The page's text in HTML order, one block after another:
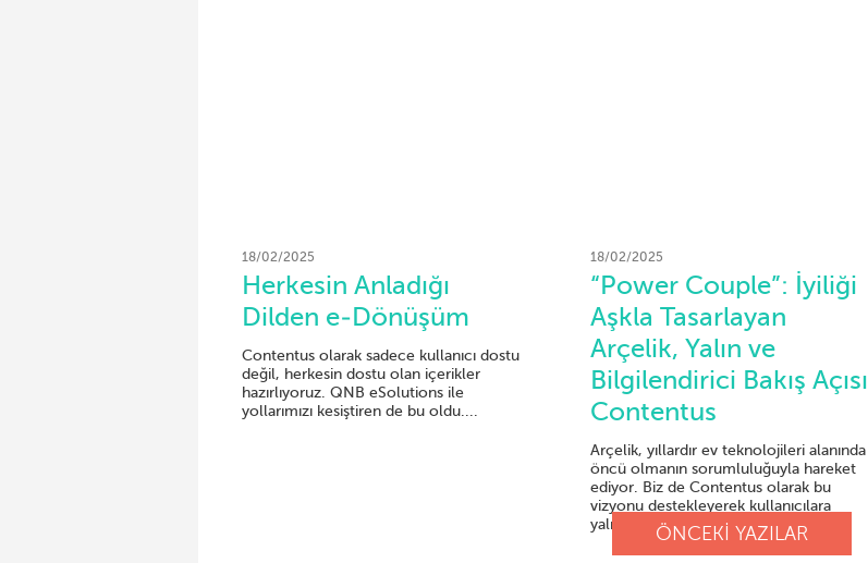
18/02/2025
Herkesin Anladığı
Dilden e-Dönüşüm
Contentus olarak sadece kullanıcı dostu
değil, herkesin dostu olan içerikler
hazırlıyoruz. QNB eSolutions ile
yollarımızı kesiştiren de bu oldu....
18/02/2025
“Power Couple”: İyiliği
Aşkla Tasarlayan
Arçelik, Yalın ve
Bilgilendirici Bakış Açısı
Contentus
Arçelik, yıllardır ev teknolojileri alanında
öncü olmanın sorumluluğuyla hareket
ediyor. Biz de Contentus olarak bu
vizyonu destekleyerek kullanıcılara
yalın...
ÖNCEKİ YAZILAR